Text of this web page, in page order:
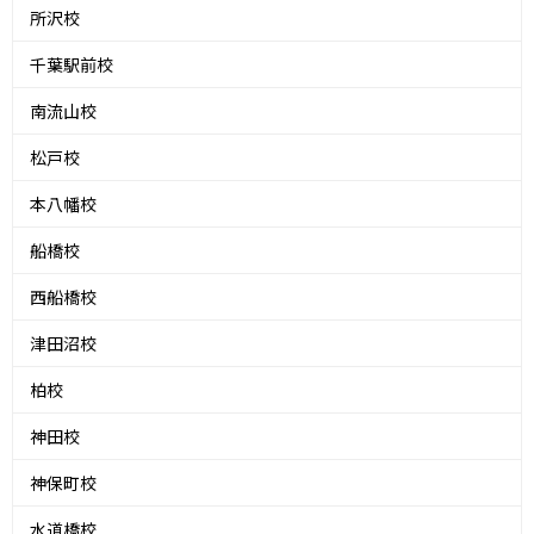
所沢校
千葉駅前校
南流山校
松戸校
本八幡校
船橋校
西船橋校
津田沼校
柏校
神田校
神保町校
水道橋校